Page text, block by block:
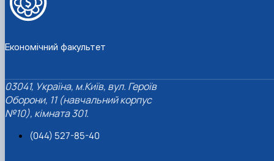
Економічний факультет
03041, Україна, м.Київ, вул. Героїв
Оборони, 11 (навчальний корпус
№10), кімната 301.
(044) 527-85-40